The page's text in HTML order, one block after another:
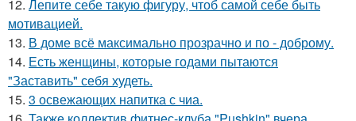
12. Лепите себе такую фигуру, чтоб самой себе быть
мотивацией.
13. В доме всё максимально прозрачно и по - доброму.
14. Есть женщины, которые годами пытаются
"Заставить" себя худеть.
15. 3 освежающих напитка с чиа.